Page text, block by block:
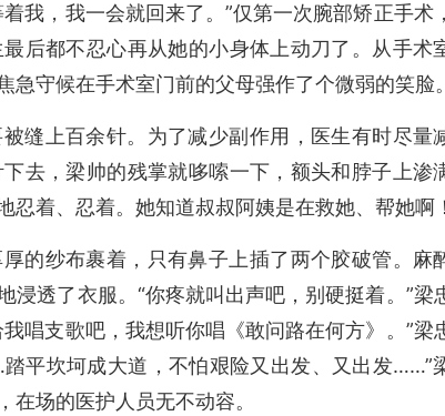
我，我一会就回来了。”仅第一次腕部矫正手术
后都不忍心再从她的小身体上动刀了。从手术
守候在手术室门前的父母强作了个微弱的笑脸。
缝上百余针。为了减少副作用，医生有时尽量
去，梁帅的残掌就哆嗦一下，额头和脖子上渗
着、忍着。她知道叔叔阿姨是在救她、帮她啊！
的纱布裹着，只有鼻子上插了两个胶破管。麻
透了衣服。“你疼就叫出声吧，别硬挺着。”梁
唱支歌吧，我想听你唱《敢问路在何方》。”梁
平坎坷成大道，不怕艰险又出发、又出发……”
场的医护人员无不动容。